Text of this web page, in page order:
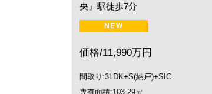
央』駅徒歩7分
NEW
価格/11,990万円
間取り:3LDK+S(納戸)+SIC
専有面積:103.29㎡